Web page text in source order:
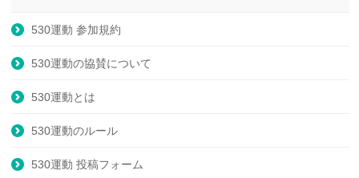
530運動 参加規約
530運動の協賛について
530運動とは
530運動のルール
530運動 投稿フォーム